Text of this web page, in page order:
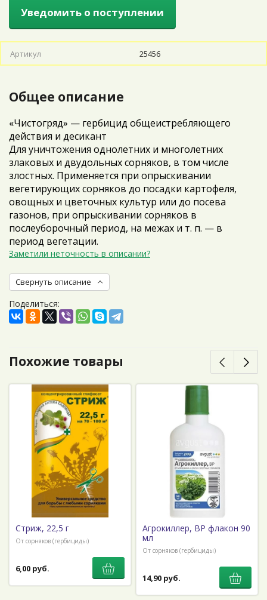
Уведомить о поступлении
Артикул 25456
Общее описание
«Чистогряд» — гербицид общеистребляющего
действия и десикант
Для уничтожения однолетних и многолетних
злаковых и двудольных сорняков, в том числе
злостных. Применяется при опрыскивании
вегетирующих сорняков до посадки картофеля,
овощных и цветочных культур или до посева
газонов, при опрыскивании сорняков в
послеуборочный период, на межах и т. п. — в
период вегетации.
Заметили неточность в описании?
Свернуть описание
Поделиться:
Похожие товары
Стриж, 22,5 г
От сорняков (гербициды)
6,00 руб.
Агрокиллер, ВР флакон 90
мл
От сорняков (гербициды)
14,90 руб.